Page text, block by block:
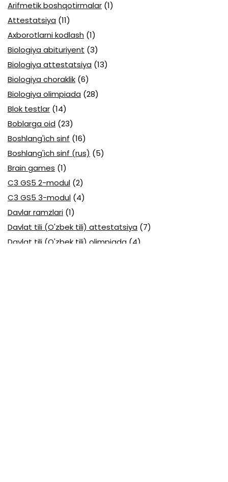
Arifmetik boshqotirmalar (1)
Attestatsiya (11)
Axborotlarni kodlash (1)
Biologiya abituriyent (3)
Biologiya attestatsiya (13)
Biologiya choraklik (6)
Biologiya olimpiada (28)
Blok testlar (14)
Boblarga oid (23)
Boshlang'ich sinf (16)
Boshlang'ich sinf (rus) (5)
Brain games (1)
C3 GS5 2-modul (2)
C3 GS5 3-modul (4)
Davlar ramzlari (1)
Davlat tili (O'zbek tili) attestatsiya (7)
Davlat tili (O'zbek tili) olimpiada (4)